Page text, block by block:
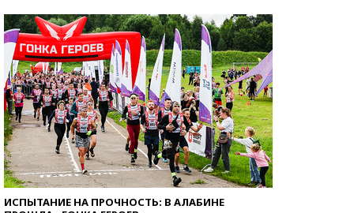
ИСПЫТАНИЕ НА ПРОЧНОСТЬ: В АЛАБИНЕ